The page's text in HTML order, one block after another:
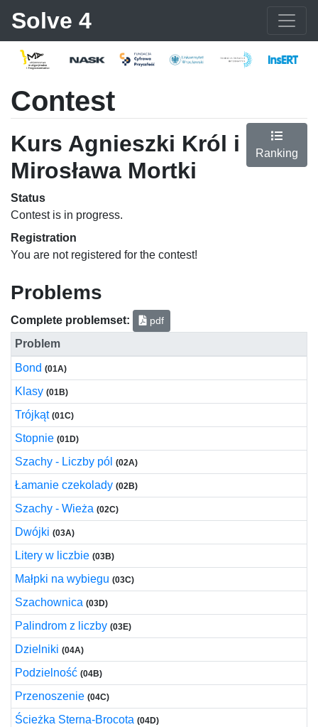
Solve 4
Contest
Kurs Agnieszki Król i
Mirosława Mortki
Ranking
Status
Contest is in progress.
Registration
You are not registered for the contest!
Problems
Complete problemset: pdf
Problem
Bond (01A)
Klasy (01B)
Trójkąt (01C)
Stopnie (01D)
Szachy - Liczby pól (02A)
Łamanie czekolady (02B)
Szachy - Wieża (02C)
Dwójki (03A)
Litery w liczbie (03B)
Małpki na wybiegu (03C)
Szachownica (03D)
Palindrom z liczby (03E)
Dzielniki (04A)
Podzielność (04B)
Przenoszenie (04C)
Ścieżka Sterna-Brocota (04D)